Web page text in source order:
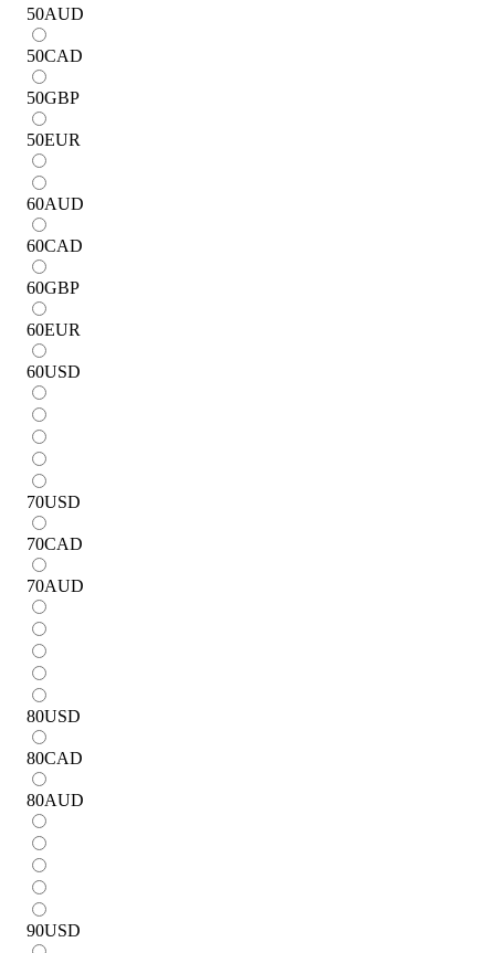
50AUD
50CAD
50GBP
50EUR
60AUD
60CAD
60GBP
60EUR
60USD
70USD
70CAD
70AUD
80USD
80CAD
80AUD
90USD